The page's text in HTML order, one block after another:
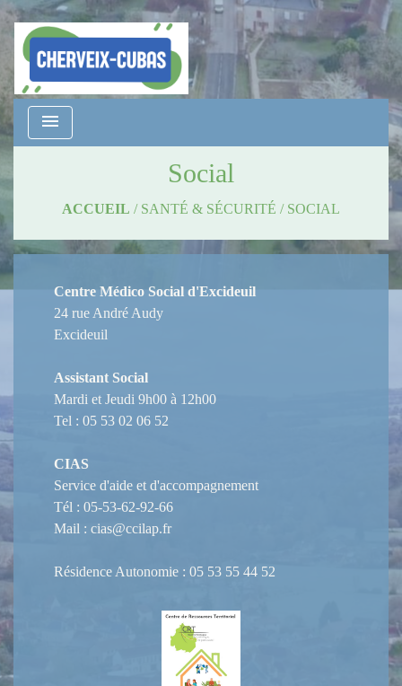
menu
Social
ACCUEIL / SANTÉ & SÉCURITÉ / SOCIAL
Centre Médico Social d'Excideuil
24 rue André Audy
Excideuil
Assistant Social
Mardi et Jeudi 9h00 à 12h00
Tel : 05 53 02 06 52
CIAS
Service d'aide et d'accompagnement
Tél : 05-53-62-92-66
Mail : cias@ccilap.fr
Résidence Autonomie : 05 53 55 44 52